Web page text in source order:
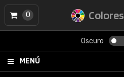
Colores
Oscuro
MENÚ
0